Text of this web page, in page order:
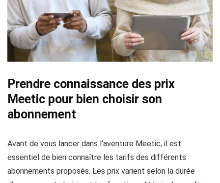
Prendre connaissance des prix
Meetic pour bien choisir son
abonnement
Avant de vous lancer dans l’aventure Meetic, il est
essentiel de bien connaître les tarifs des différents
abonnements proposés. Les prix varient selon la durée